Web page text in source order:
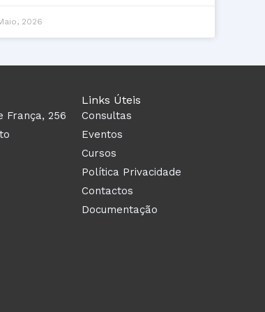
2026
França, 256
Links Úteis
Consultas
Eventos
Cursos
Política Privacidade
Contactos
Documentação